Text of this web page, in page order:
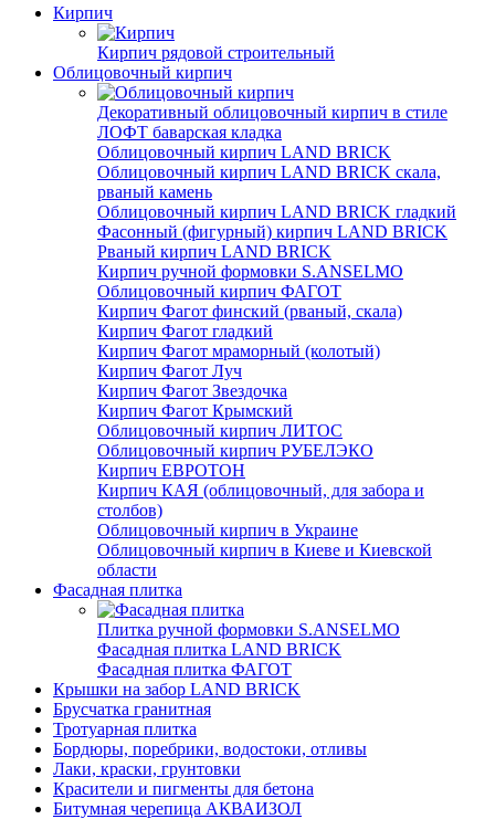
Кирпич
Кирпич рядовой строительный
Облицовочный кирпич
Декоративный облицовочный кирпич в стиле
ЛОФТ баварская кладка
Облицовочный кирпич LAND BRICK
Облицовочный кирпич LAND BRICK скала,
рваный камень
Облицовочный кирпич LAND BRICK гладкий
Фасонный (фигурный) кирпич LAND BRICK
Рваный кирпич LAND BRICK
Кирпич ручной формовки S.ANSELMO
Облицовочный кирпич ФАГОТ
Кирпич Фагот финский (рваный, скала)
Кирпич Фагот гладкий
Кирпич Фагот мраморный (колотый)
Кирпич Фагот Луч
Кирпич Фагот Звездочка
Кирпич Фагот Крымский
Облицовочный кирпич ЛИТОС
Облицовочный кирпич РУБЕЛЭКО
Кирпич ЕВРОТОН
Кирпич КАЯ (облицовочный, для забора и
столбов)
Облицовочный кирпич в Украине
Облицовочный кирпич в Киеве и Киевской
области
Фасадная плитка
Плитка ручной формовки S.ANSELMO
Фасадная плитка LAND BRICK
Фасадная плитка ФАГОТ
Крышки на забор LAND BRICK
Брусчатка гранитная
Тротуарная плитка
Бордюры, поребрики, водостоки, отливы
Лаки, краски, грунтовки
Красители и пигменты для бетона
Битумная черепица АКВАИЗОЛ